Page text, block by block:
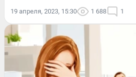
19 апреля, 2023, 15:30 1 688 1